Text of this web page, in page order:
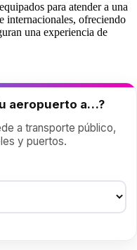
para atender a una
internacionales, ofreciendo
una experiencia de